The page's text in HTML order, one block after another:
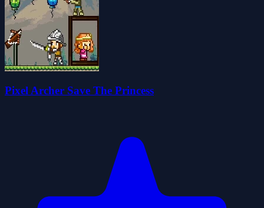
Pixel Archer Save The Princess